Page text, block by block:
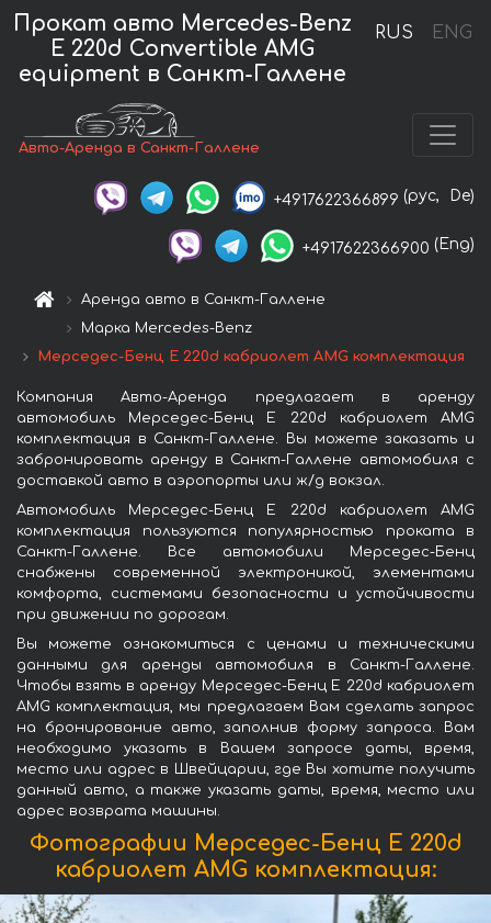
RUS ENG
Прокат авто Mercedes-Benz
E 220d Convertible AMG
equipment в Санкт-Галлене
Авто-Аренда в Санкт-Галлене
+4917622366899 (рус, De)
+4917622366900 (Eng)
Аренда авто в Санкт-Галлене
Марка Mercedes-Benz
Мерседес-Бенц E 220d кабриолет AMG комплектация
Компания Авто-Аренда предлагает в аренду
автомобиль Мерседес-Бенц E 220d кабриолет AMG
комплектация в Санкт-Галлене. Вы можете заказать и
забронировать аренду в Санкт-Галлене автомобиля с
доставкой авто в аэропорты или ж/д вокзал.
Автомобиль Мерседес-Бенц E 220d кабриолет AMG
комплектация пользуются популярностью проката в
Санкт-Галлене. Все автомобили Мерседес-Бенц
снабжены современной электроникой, элементами
комфорта, системами безопасности и устойчивости
при движении по дорогам.
Вы можете ознакомиться с ценами и техническими
данными для аренды автомобиля в Санкт-Галлене.
Чтобы взять в аренду Мерседес-Бенц E 220d кабриолет
AMG комплектация, мы предлагаем Вам сделать запрос
на бронирование авто, заполнив форму запроса. Вам
необходимо указать в Вашем запросе даты, время,
место или адрес в Швейцарии, где Вы хотите получить
данный авто, а также указать даты, время, место или
адрес возврата машины.
Фотографии Мерседес-Бенц E 220d
кабриолет AMG комплектация: